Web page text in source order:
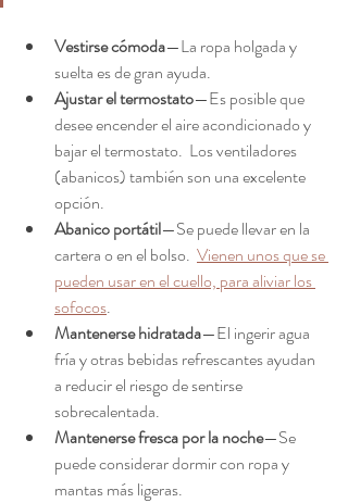
Vestirse cómoda—La ropa holgada y
suelta es de gran ayuda.
Ajustar el termostato—Es posible que
desee encender el aire acondicionado y
bajar el termostato.  Los ventiladores
(abanicos) también son una excelente
opción.
Abanico portátil—Se puede llevar en la
cartera o en el bolso. Vienen unos que se
pueden usar en el cuello, para aliviar los
sofocos.
Mantenerse hidratada—El ingerir agua
fría y otras bebidas refrescantes ayudan
a reducir el riesgo de sentirse
sobrecalentada.
Mantenerse fresca por la noche—Se
puede considerar dormir con ropa y
mantas más ligeras.